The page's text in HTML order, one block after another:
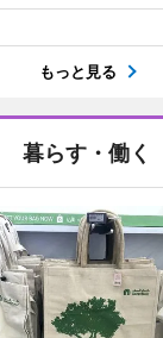
もっと見る
暮らす・働く